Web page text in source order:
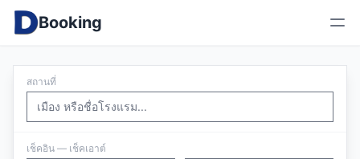
Booking
สถานที่
เช็คอิน — เช็คเอาต์